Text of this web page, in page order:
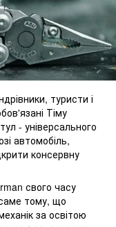
туристи і
Тіму
- універсального
автомобіль,
консервну
свого часу
тому, що
за освітою